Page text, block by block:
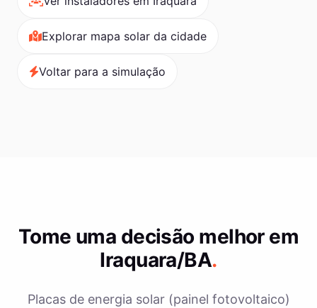
Explorar mapa solar da cidade
Voltar para a simulação
Tome uma decisão melhor em
Iraquara/BA.
Placas de energia solar (painel fotovoltaico)